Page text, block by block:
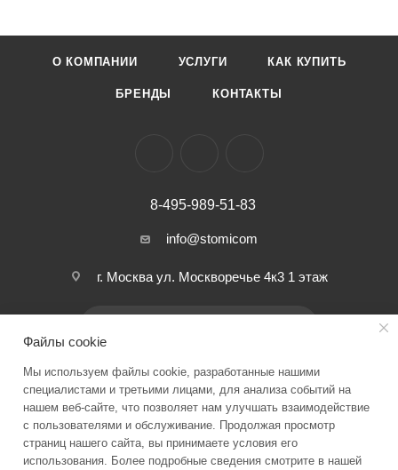
О КОМПАНИИ УСЛУГИ КАК КУПИТЬ
БРЕНДЫ КОНТАКТЫ
8-495-989-51-83
info@stomicom
г. Москва ул. Москворечье 4к3 1 этаж
2026 © Stomicom - интернет-магазин стоматологического
оборудования и запчастей
Файлы cookie
Мы используем файлы cookie, разработанные нашими
специалистами и третьими лицами, для анализа событий на
нашем веб-сайте, что позволяет нам улучшать взаимодействие
с пользователями и обслуживание. Продолжая просмотр
страниц нашего сайта, вы принимаете условия его
использования. Более подробные сведения смотрите в нашей